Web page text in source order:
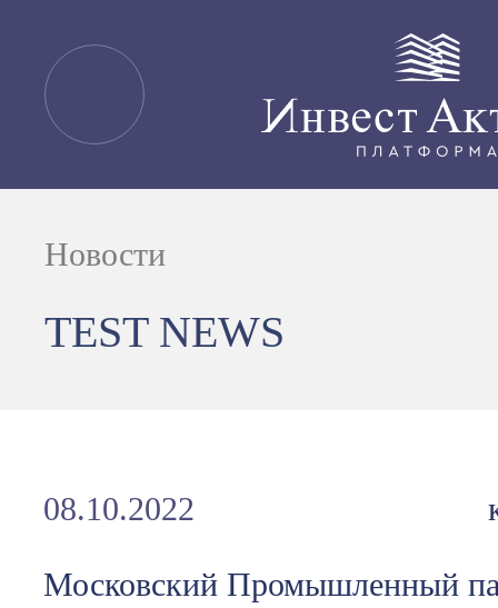
Новости
TEST NEWS
08.10.2022
Московский Промышленный